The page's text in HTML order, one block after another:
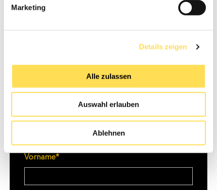
Marketing
Details zeigen
Alle zulassen
Auswahl erlauben
Ablehnen
E-Book jetzt kostenlos herunterladen:
Anrede*
Vorname*